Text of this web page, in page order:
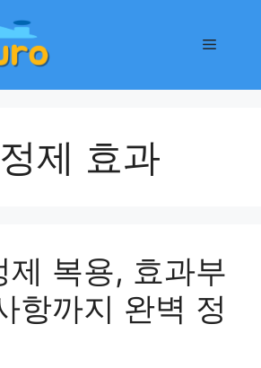
메
제 효과
제 복용, 효과부
항까지 완벽 정